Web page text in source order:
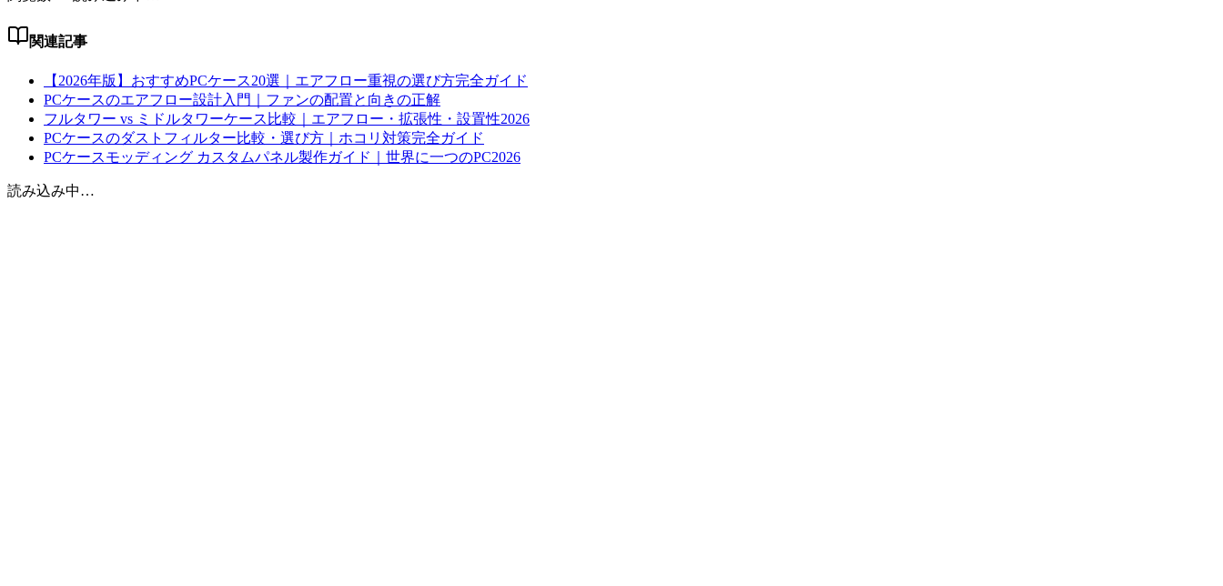
関連記事
【2026年版】おすすめPCケース20選｜エアフロー重視の選び方完全ガイド
PCケースのエアフロー設計入門｜ファンの配置と向きの正解
フルタワー vs ミドルタワーケース比較｜エアフロー・拡張性・設置性2026
PCケースのダストフィルター比較・選び方｜ホコリ対策完全ガイド
PCケースモッディング カスタムパネル製作ガイド｜世界に一つのPC2026
読み込み中…